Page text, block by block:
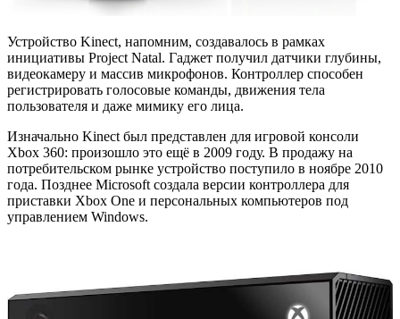
Устройство Kinect, напомним, создавалось в рамках
инициативы Project Natal. Гаджет получил датчики глубины,
видеокамеру и массив микрофонов. Контроллер способен
регистрировать голосовые команды, движения тела
пользователя и даже мимику его лица.
Изначально Kinect был представлен для игровой консоли
Xbox 360: произошло это ещё в 2009 году. В продажу на
потребительском рынке устройство поступило в ноябре 2010
года. Позднее Microsoft создала версии контроллера для
приставки Xbox One и персональных компьютеров под
управлением Windows.